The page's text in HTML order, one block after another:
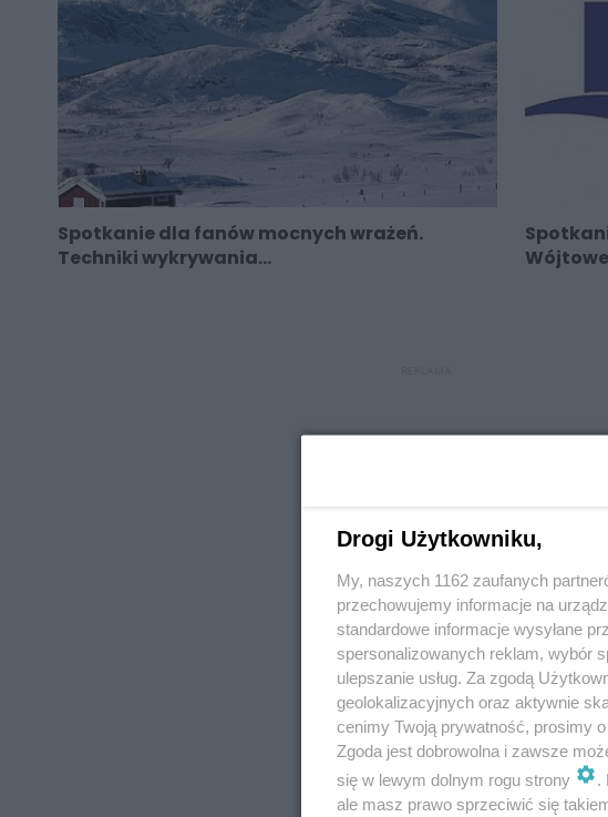
Spotkanie dla fanów mocnych wrażeń.
Techniki wykrywania...
REKLAMA
Drogi Użytkowniku,
My, naszych 1162 zaufanych
przechowujemy informacje na
standardowe informacje wysyłane
spersonalizowanych reklam, wybór
ulepszanie usług. Za zgodą
geolokalizacyjnych oraz aktywnie
cenimy Twoją prywatność, prosimy
Zgoda jest dobrowolna i zawsze
się w lewym dolnym rogu strony
.
ale masz prawo sprzeciwić się